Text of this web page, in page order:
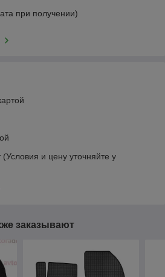
при получении)
и цену уточняйте у
заказывают